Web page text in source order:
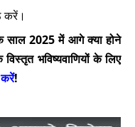
करें।
साल 2025 में आगे क्या होने
भविष्यवाणियों के लिए
करें!